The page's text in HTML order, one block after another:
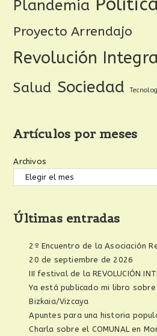
Plandemia
Proyecto Arrendajo
Revolución
Salud Sociedad
Artículos por meses
Archivos
Últimas entradas
2º Encuentro de la Asociación
20 de septiembre de 2026
III festival de la REVOLUCIÓN
Ya está publicado mi libro sobre
Bizkaia/Vizcaya
Apuntes para una historia
Charla sobre el COMUNAL en